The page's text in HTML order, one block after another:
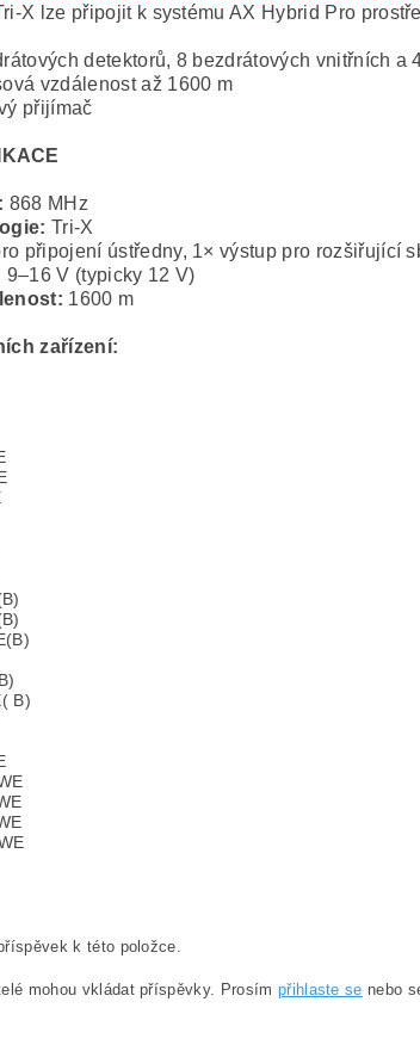
X lze připojit k systému AX Hybrid Pro
detektorů, 8 bezdrátových vnitřních a
vzdálenost až 1600 m
přijímač
868 MHz
Tri-X
připojení ústředny, 1× výstup pro rozšiřující
9–16 V (typicky 12 V)
1600 m
zařízení:
B)
k této položce.
mohou vkládat příspěvky. Prosím přihlaste se nebo